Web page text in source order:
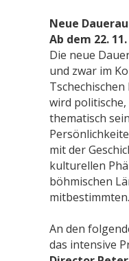
Neue
Ab dem 22.
Die neue
und zwar im
wird
thematisch
mit der
kulturellen
böhmischen
mitbestimmten.
An den
das intensive